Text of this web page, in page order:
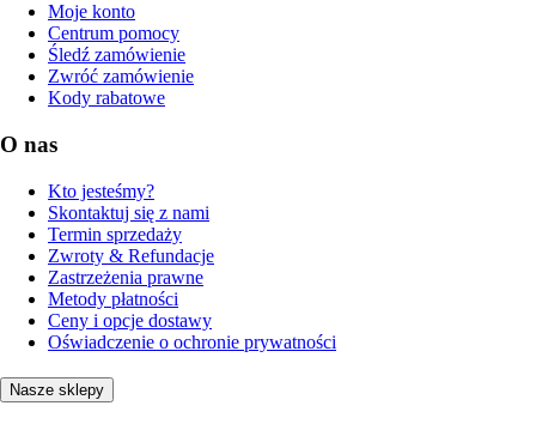
Moje konto
Centrum pomocy
Śledź zamówienie
Zwróć zamówienie
Kody rabatowe
O nas
Kto jesteśmy?
Skontaktuj się z nami
Termin sprzedaży
Zwroty & Refundacje
Zastrzeżenia prawne
Metody płatności
Ceny i opcje dostawy
Oświadczenie o ochronie prywatności
Nasze sklepy